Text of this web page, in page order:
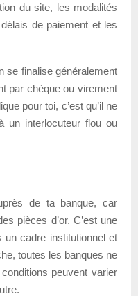
du site, les modalités
de paiement et les
se finalise généralement
par chèque ou virement
pour toi, c’est qu’il ne
un interlocuteur flou ou
de ta banque, car
pièces d’or. C’est une
cadre institutionnel et
toutes les banques ne
peuvent varier